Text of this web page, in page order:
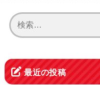
最近の投稿